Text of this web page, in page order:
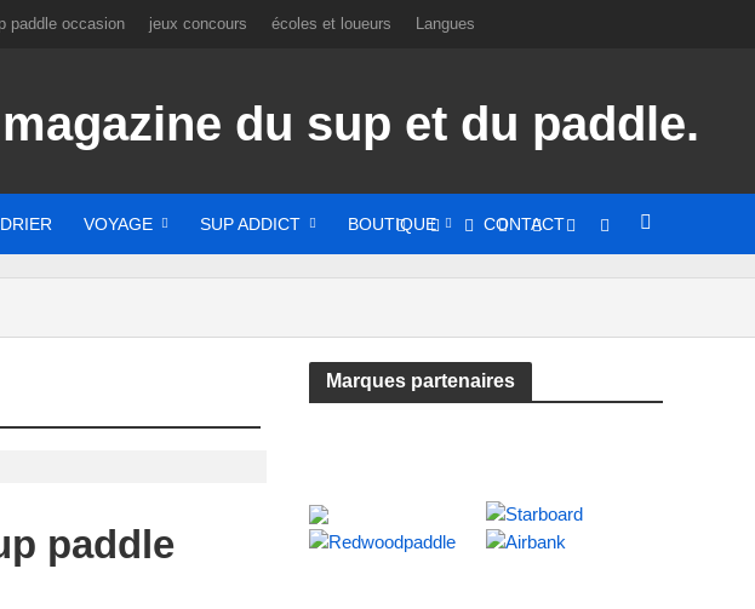
paddle occasion jeux concours écoles et loueurs Langues
VOYAGE SUP ADDICT BOUTIQUE CONTACT
paddle
Marques partenaires